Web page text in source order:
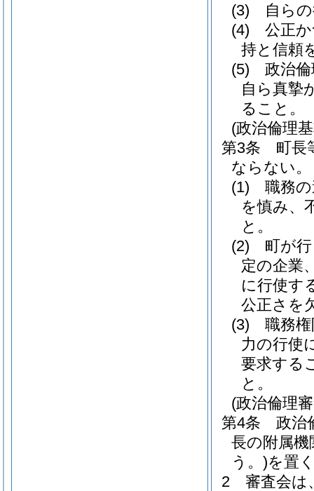
(3)
自ら
(4)
公正
持と信頼
(5)
政治
自ら真摯
ること。
(政治倫理
第3条
町長
ならない。
(1)
職務
を慎み、
と。
(2)
町が
定の企業
に行使す
公正さを
(3)
職務
力の行使
要求する
と。
(政治倫理
第4条
政治
長の附属機
う。)を置
2
審査会は